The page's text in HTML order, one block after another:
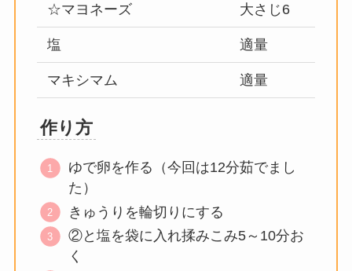
☆マヨネーズ 大さじ6
塩 適量
マキシマム 適量
作り方
ゆで卵を作る（今回は12分茹でまし
た）
きゅうりを輪切りにする
②と塩を袋に入れ揉みこみ5～10分お
く